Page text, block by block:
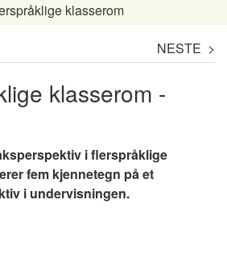
klasserom
NESTE >
klasserom -
i flerspråklige
fem kjennetegn på et
i undervisningen.